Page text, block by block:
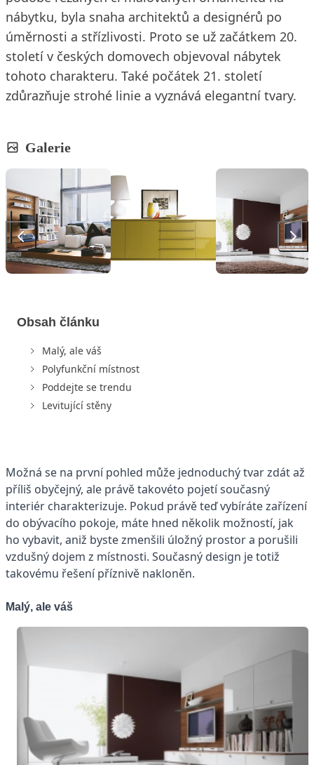
nábytku, byla snaha architektů a designérů po
úměrnosti a střízlivosti. Proto se už začátkem 20.
století v českých domovech objevoval nábytek
tohoto charakteru. Také počátek 21. století
zdůrazňuje strohé linie a vyznává elegantní tvary.
Galerie
Obsah článku
Malý, ale váš
Polyfunkční místnost
Poddejte se trendu
Levitující stěny
Možná se na první pohled může jednoduchý tvar zdát až
příliš obyčejný, ale právě takovéto pojetí současný
interiér charakterizuje. Pokud právě teď vybíráte zařízení
do obývacího pokoje, máte hned několik možností, jak
ho vybavit, aniž byste zmenšili úložný prostor a porušili
vzdušný dojem z místnosti. Současný design je totiž
takovému řešení příznivě nakloněn.
Malý, ale váš